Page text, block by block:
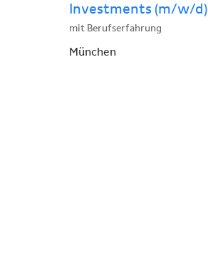
Investments (m/w/d)
mit Berufserfahrung
München